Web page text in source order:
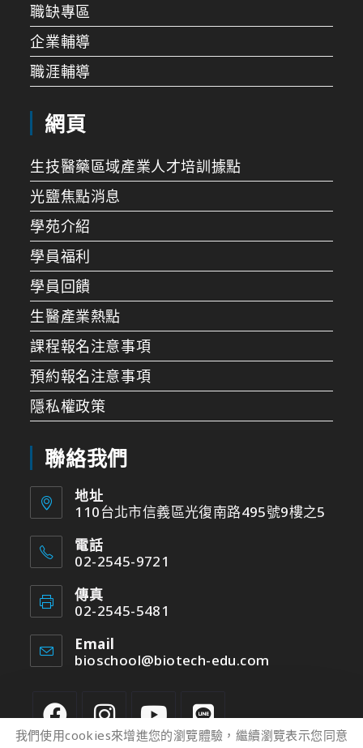
職缺專區
企業輔導
職涯輔導
網頁
生技醫藥區域產業人才培訓據點
光鹽焦點消息
學苑介紹
學員福利
學員回饋
生醫產業熱點
課程報名注意事項
預約報名注意事項
隱私權政策
聯絡我們
地址
110台北市信義區光復南路495號9樓之5
電話
02-2545-9721
傳真
02-2545-5481
Email
bioschool@biotech-edu.com
我們使用cookies來增進您的瀏覽體驗，繼續瀏覽表示您同意